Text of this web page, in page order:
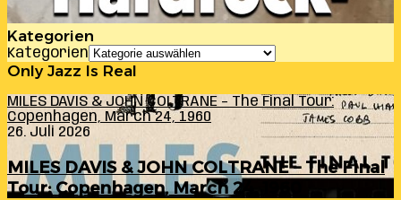
Kategorien
Kategorien
Only Jazz Is Real
MILES DAVIS & JOHN COLTRANE – The Final Tour:
Copenhagen, March 24, 1960
26. Juli 2026
MILES DAVIS & JOHN COLTRANE – The Final
Tour: Copenhagen, March 24, 1960